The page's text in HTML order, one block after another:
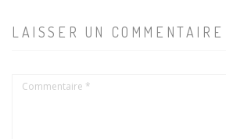
LAISSER UN COMMENTAIRE